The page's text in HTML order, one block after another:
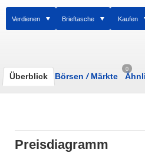
Verdienen Brieftasche Kaufen
Überblick Börsen /Märkte
0
Preisdiagramm